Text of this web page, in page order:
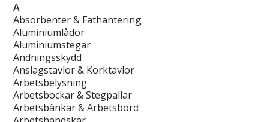
A
Absorbenter & Fathantering
Aluminiumlådor
Aluminiumstegar
Andningsskydd
Anslagstavlor & Korktavlor
Arbetsbelysning
Arbetsbockar & Stegpallar
Arbetsbänkar & Arbetsbord